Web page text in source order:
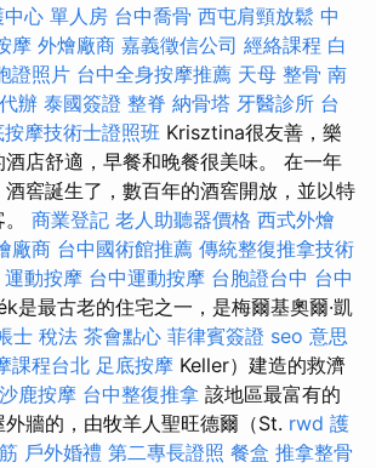
中心 單人房 台中喬骨 西屯肩頸放鬆 中
摩 外燴廠商 嘉義徵信公司 經絡課程 白
證照片 台中全身按摩推薦 天母 整骨 南
辦 泰國簽證 整脊 納骨塔 牙醫診所 台
按摩技術士證照班 Krisztina很友善，樂
店舒適，早餐和晚餐很美味。 在一年
窖誕生了，數百年的酒窖開放，並以特
商業登記 老人助聽器價格 西式外燴
廠商 台中國術館推薦 傳統整復推拿技術
運動按摩 台中運動按摩 台胞證台中 台中
是最古老的住宅之一，是梅爾基奧爾·凱
士 稅法 茶會點心 菲律賓簽證 seo 意思
課程台北 足底按摩 Keller）建造的救濟
沙鹿按摩 台中整復推拿 該地區最富有的
牆的，由牧羊人聖旺德爾（St. rwd 護
戶外婚禮 第二專長證照 餐盒 推拿整骨